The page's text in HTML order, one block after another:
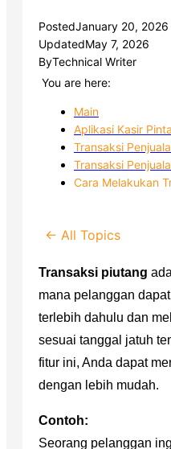
PostedJanuary 20, 2026
UpdatedMay 7, 2026
ByTechnical Writer
You are here:
Main
Aplikasi Kasir
Transaksi
Transaksi
Cara Melakukan
← All Topics
Transaksi piutang
mana pelanggan
terlebih dahulu dan
sesuai tanggal jatuh
fitur ini, Anda dapat
dengan lebih mudah.
Contoh:
Seorang pelanggan